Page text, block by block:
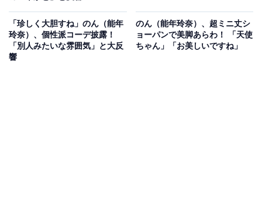
「珍しく大胆すね」のん（能年
玲奈）、個性派コーデ披露！
「別人みたいな雰囲気」と大反
響
のん（能年玲奈）、超ミニ丈シ
ョーパンで美脚あらわ！ 「天使
ちゃん」「お美しいですね」